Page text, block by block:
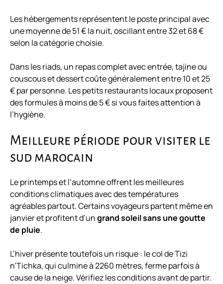
Les hébergements représentent le poste principal avec
une moyenne de 51 € la nuit, oscillant entre 32 et 68 €
selon la catégorie choisie.
Dans les riads, un repas complet avec entrée, tajine ou
couscous et dessert coûte généralement entre 10 et 25
€ par personne. Les petits restaurants locaux proposent
des formules à moins de 5 € si vous faites attention à
l’hygiène.
Meilleure période pour visiter le
sud marocain
Le printemps et l’automne offrent les meilleures
conditions climatiques avec des températures
agréables partout. Certains voyageurs partent même en
janvier et profitent d’ungrand soleil sans une goutte
de pluie.
L’hiver présente toutefois un risque : le col de Tizi
n’Tichka, qui culmine à 2260 mètres, ferme parfois à
cause de la neige. Vérifiez les conditions avant de partir.